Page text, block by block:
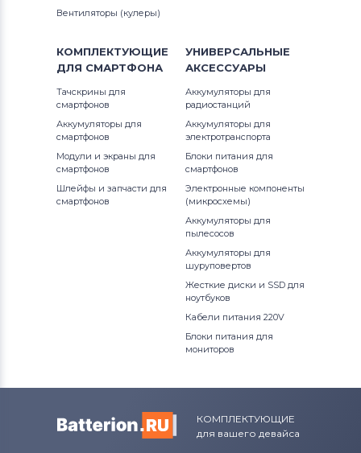
Вентиляторы (кулеры)
КОМПЛЕКТУЮЩИЕ
ДЛЯ СМАРТФОНА
Тачскрины для
смартфонов
Аккумуляторы для
смартфонов
Модули и экраны для
смартфонов
Шлейфы и запчасти для
смартфонов
УНИВЕРСАЛЬНЫЕ
АКСЕССУАРЫ
Аккумуляторы для
радиостанций
Аккумуляторы для
электротранспорта
Блоки питания для
смартфонов
Электронные компоненты
(микросхемы)
Аккумуляторы для
пылесосов
Аккумуляторы для
шуруповертов
Жесткие диски и SSD для
ноутбуков
Кабели питания 220V
Блоки питания для
мониторов
КОМПЛЕКТУЮЩИЕ
для вашего девайса